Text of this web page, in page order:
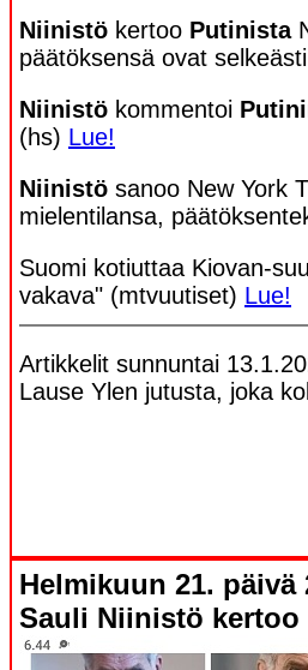
Niinistö kertoo Putinista
päätöksensä ovat
Niinistö kommentoi
(hs) Lue!
Niinistö sanoo New York
mielentilansa,
Suomi kotiuttaa Kiovan-
vakava" (mtvuutiset) Lue!
Artikkelit sunnuntai
Lause Ylen jutusta, joka
Helmikuun 21. päivä
Sauli Niinistö kertoo